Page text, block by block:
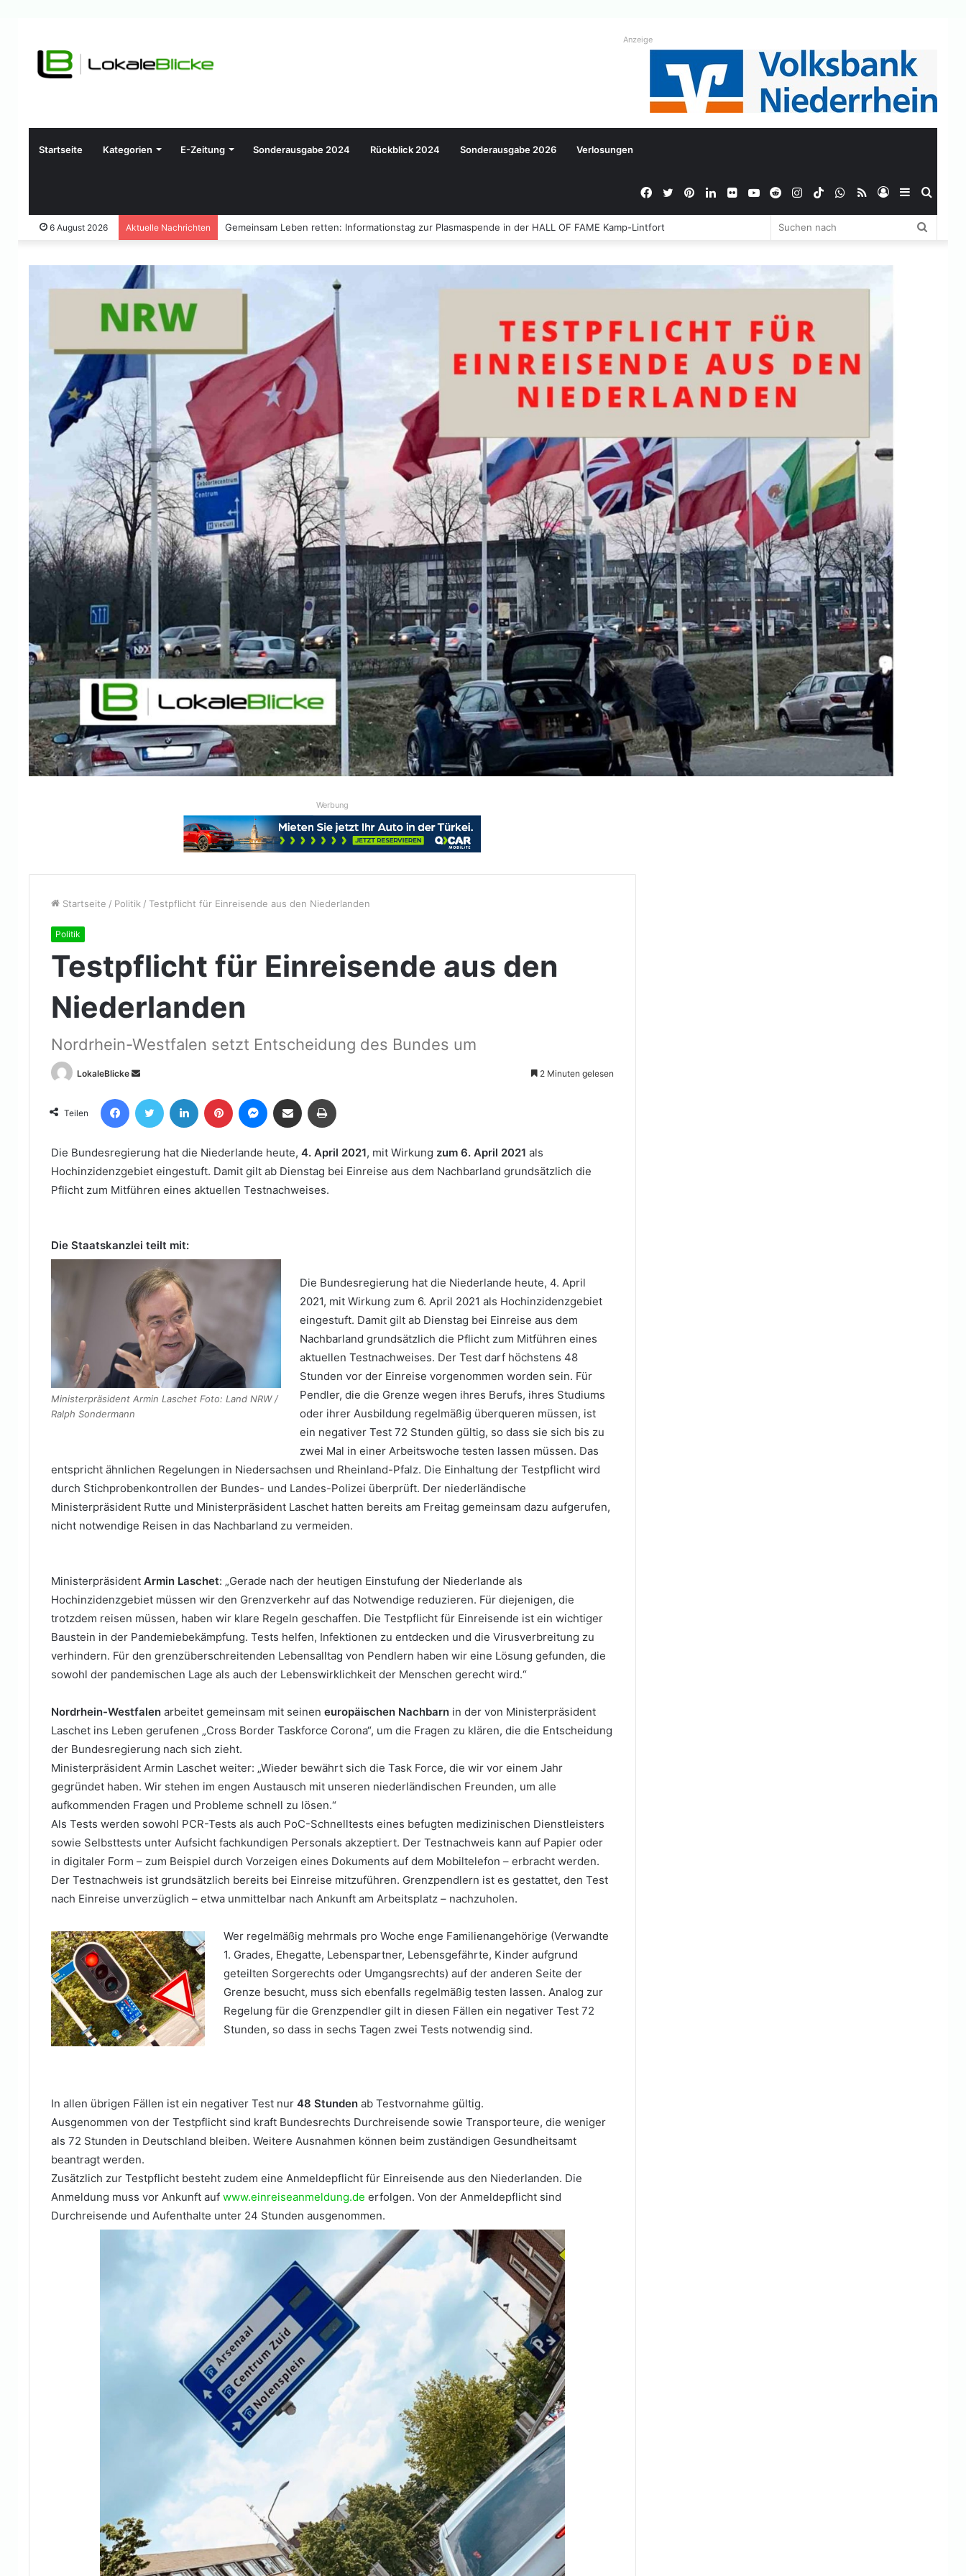
Anzeige
Startseite Kategorien E-Zeitung Sonderausgabe 2024 Rückblick 2024 Sonderausgabe 2026 Verlosungen
Sidebar
Anmelden
RSS
WhatsApp
TikTok
Instagram
Reddit
YouTube
Flickr
LinkedIn
Pinterest
Twitter
Facebook
6 August 2026 Aktuelle Nachrichten Gemeinsam Leben retten: Informationstag zur Plasmaspende in der HALL OF FAME Kamp-Lintfort
Werbung
Startseite / Politik / Testpflicht für Einreisende aus den Niederlanden
Politik
Testpflicht für Einreisende aus den
Niederlanden
Nordrhein-Westfalen setzt Entscheidung des Bundes um
LokaleBlicke
Sende
eine
E-
2 Minuten gelesen
Teilen
FacebookTwitter LinkedIn Pinterest Messenger
Teile per E-Mail
Die Bundesregierung hat die Niederlande heute, 4. April 2021, mit Wirkung zum 6. April 2021 als
Hochinzidenzgebiet eingestuft. Damit gilt ab Dienstag bei Einreise aus dem Nachbarland grundsätzlich die
Pflicht zum Mitführen eines aktuellen Testnachweises.
Die Staatskanzlei teilt mit:
Ministerpräsident Armin Laschet Foto: Land NRW /
Ralph Sondermann
Die Bundesregierung hat die Niederlande heute, 4. April
2021, mit Wirkung zum 6. April 2021 als Hochinzidenzgebiet
eingestuft. Damit gilt ab Dienstag bei Einreise aus dem
Nachbarland grundsätzlich die Pflicht zum Mitführen eines
aktuellen Testnachweises. Der Test darf höchstens 48
Stunden vor der Einreise vorgenommen worden sein. Für
Pendler, die die Grenze wegen ihres Berufs, ihres Studiums
oder ihrer Ausbildung regelmäßig überqueren müssen, ist
ein negativer Test 72 Stunden gültig, so dass sie sich bis zu
zwei Mal in einer Arbeitswoche testen lassen müssen. Das
entspricht ähnlichen Regelungen in Niedersachsen und Rheinland-Pfalz. Die Einhaltung der Testpflicht wird
durch Stichprobenkontrollen der Bundes- und Landes-Polizei überprüft. Der niederländische
Ministerpräsident Rutte und Ministerpräsident Laschet hatten bereits am Freitag gemeinsam dazu aufgerufen,
nicht notwendige Reisen in das Nachbarland zu vermeiden.
Ministerpräsident Armin Laschet: „Gerade nach der heutigen Einstufung der Niederlande als
Hochinzidenzgebiet müssen wir den Grenzverkehr auf das Notwendige reduzieren. Für diejenigen, die
trotzdem reisen müssen, haben wir klare Regeln geschaffen. Die Testpflicht für Einreisende ist ein wichtiger
Baustein in der Pandemiebekämpfung. Tests helfen, Infektionen zu entdecken und die Virusverbreitung zu
verhindern. Für den grenzüberschreitenden Lebensalltag von Pendlern haben wir eine Lösung gefunden, die
sowohl der pandemischen Lage als auch der Lebenswirklichkeit der Menschen gerecht wird.“
Nordrhein-Westfalen arbeitet gemeinsam mit seinen europäischen Nachbarn in der von Ministerpräsident
Laschet ins Leben gerufenen „Cross Border Taskforce Corona“, um die Fragen zu klären, die die Entscheidung
der Bundesregierung nach sich zieht.
Ministerpräsident Armin Laschet weiter: „Wieder bewährt sich die Task Force, die wir vor einem Jahr
gegründet haben. Wir stehen im engen Austausch mit unseren niederländischen Freunden, um alle
aufkommenden Fragen und Probleme schnell zu lösen.“
Als Tests werden sowohl PCR-Tests als auch PoC-Schnelltests eines befugten medizinischen Dienstleisters
sowie Selbsttests unter Aufsicht fachkundigen Personals akzeptiert. Der Testnachweis kann auf Papier oder
in digitaler Form – zum Beispiel durch Vorzeigen eines Dokuments auf dem Mobiltelefon – erbracht werden.
Der Testnachweis ist grundsätzlich bereits bei Einreise mitzuführen. Grenzpendlern ist es gestattet, den Test
nach Einreise unverzüglich – etwa unmittelbar nach Ankunft am Arbeitsplatz – nachzuholen.
Wer regelmäßig mehrmals pro Woche enge Familienangehörige (Verwandte
1. Grades, Ehegatte, Lebenspartner, Lebensgefährte, Kinder aufgrund
geteilten Sorgerechts oder Umgangsrechts) auf der anderen Seite der
Grenze besucht, muss sich ebenfalls regelmäßig testen lassen. Analog zur
Regelung für die Grenzpendler gilt in diesen Fällen ein negativer Test 72
Stunden, so dass in sechs Tagen zwei Tests notwendig sind.
In allen übrigen Fällen ist ein negativer Test nur 48 Stunden ab Testvornahme gültig.
Ausgenommen von der Testpflicht sind kraft Bundesrechts Durchreisende sowie Transporteure, die weniger
als 72 Stunden in Deutschland bleiben. Weitere Ausnahmen können beim zuständigen Gesundheitsamt
beantragt werden.
Zusätzlich zur Testpflicht besteht zudem eine Anmeldepflicht für Einreisende aus den Niederlanden. Die
Anmeldung muss vor Ankunft auf www.einreiseanmeldung.de erfolgen. Von der Anmeldepflicht sind
Durchreisende und Aufenthalte unter 24 Stunden ausgenommen.